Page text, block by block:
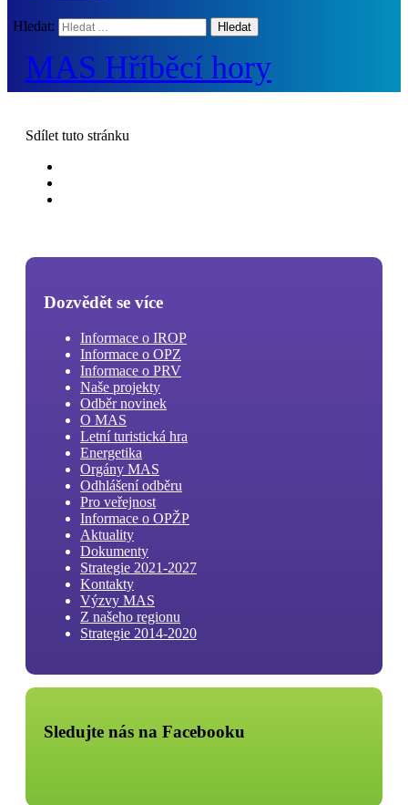
Hledat:
MAS Hříběcí hory
Sdílet tuto stránku
Dozvědět se více
Informace o IROP
Informace o OPZ
Informace o PRV
Naše projekty
Odběr novinek
O MAS
Letní turistická hra
Energetika
Orgány MAS
Odhlášení odběru
Pro veřejnost
Informace o OPŽP
Aktuality
Dokumenty
Strategie 2021-2027
Kontakty
Výzvy MAS
Z našeho regionu
Strategie 2014-2020
Sledujte nás na Facebooku